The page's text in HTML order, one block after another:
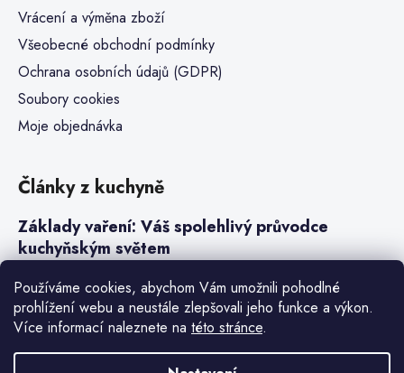
Používáme cookies, abychom Vám umožnili pohodlné
prohlížení webu a neustále zlepšovali jeho funkce a výkon.
Více informací naleznete na této stránce.
Vrácení a výměna zboží
Všeobecné obchodní podmínky
Ochrana osobních údajů (GDPR)
Soubory cookies
Moje objednávka
Články z kuchyně
Základy vaření: Váš spolehlivý průvodce
kuchyňským světem
Steaky a sous-vide vaření
Jak vařit v tlakovém hrnci neboli papiňáku